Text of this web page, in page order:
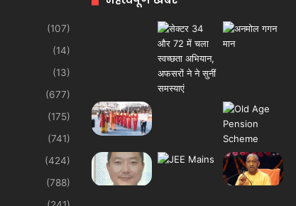
(107)
(14)
(13)
(677)
(175)
(741)
(424)
(788)